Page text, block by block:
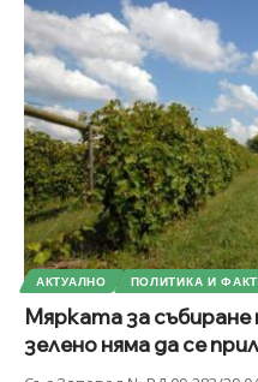
АКТУАЛНО ПОЛИТИКА И
Мярката за събиране
зелено няма да се